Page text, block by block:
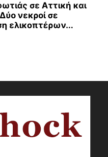
σε Αττική και
νεκροί σε
ελικοπτέρων...